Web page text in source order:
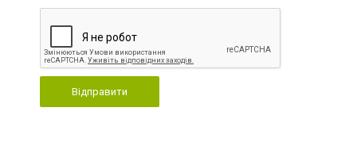
Відправити